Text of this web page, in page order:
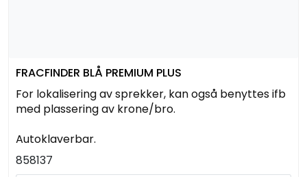
FRACFINDER BLÅ PREMIUM PLUS
For lokalisering av sprekker, kan også benyttes ifb
med plassering av krone/bro.
Autoklaverbar.
858137